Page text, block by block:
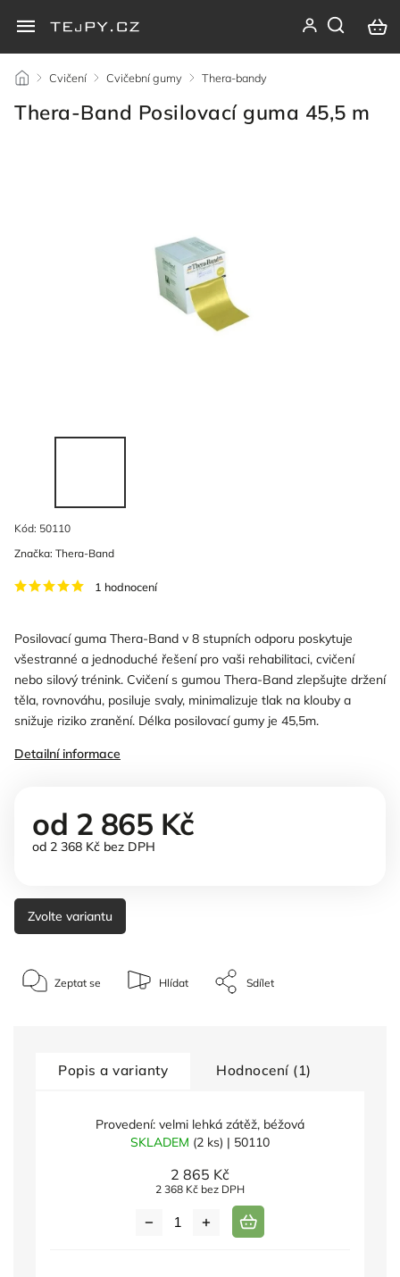
/ Cvičení / Cvičební gumy / Thera-bandy
Thera-Band Posilovací guma 45,5 m
Kód: 50110
1 hodnocení
Posilovací guma Thera-Band v 8 stupních odporu poskytuje
všestranné a jednoduché řešení pro vaši rehabilitaci, cvičení
nebo silový trénink. Cvičení s gumou Thera-Band zlepšujte držení
těla, rovnováhu, posiluje svaly, minimalizuje tlak na klouby a
snižuje riziko zranění. Délka posilovací gumy je 45,5m.
Detailní informace
Značka: Thera-Band
od 2 865 Kč
od 2 368 Kč bez DPH
Zvolte variantu
Zeptat se Hlídat Sdílet
Popis a varianty Hodnocení (1)
Provedení: velmi lehká zátěž, béžová
SKLADEM (2 ks) | 50110
2 865 Kč
2 368 Kč bez DPH